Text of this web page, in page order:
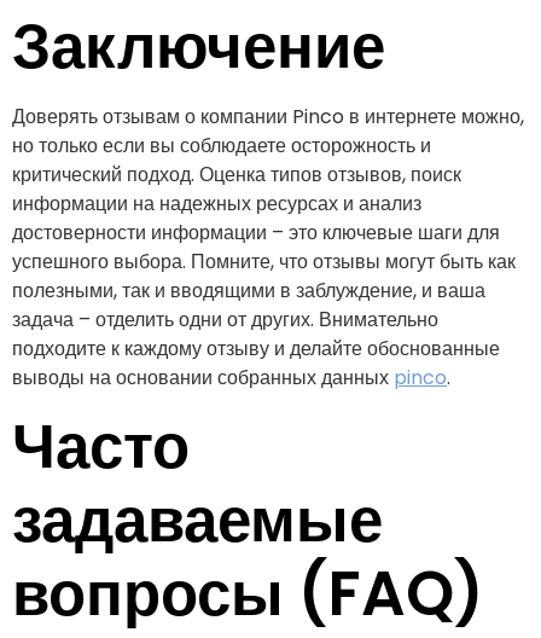
Заключение
Доверять отзывам о компании Pinco в интернете можно,
но только если вы соблюдаете осторожность и
критический подход. Оценка типов отзывов, поиск
информации на надежных ресурсах и анализ
достоверности информации – это ключевые шаги для
успешного выбора. Помните, что отзывы могут быть как
полезными, так и вводящими в заблуждение, и ваша
задача – отделить одни от других. Внимательно
подходите к каждому отзыву и делайте обоснованные
выводы на основании собранных данных pinco.
Часто
задаваемые
вопросы (FAQ)